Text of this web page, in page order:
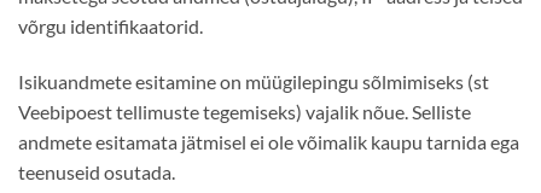
võrgu identifikaatorid.
Isikuandmete esitamine on müügilepingu sõlmimiseks (st
Veebipoest tellimuste tegemiseks) vajalik nõue. Selliste
andmete esitamata jätmisel ei ole võimalik kaupu tarnida ega
teenuseid osutada.